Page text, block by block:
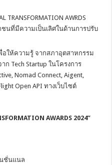
TRANSFORMATION AWRDS
นที่มีความเป็นเลิศในด้านการปรับ
ให้ความรู้ จากสภาอุตสาหกรรม
ก Tech Startup ในโครงการ
Nomad Connect, Aigent,
Open API ทางเว็บไซต์
AWARDS 2024”
นชั่นแนล